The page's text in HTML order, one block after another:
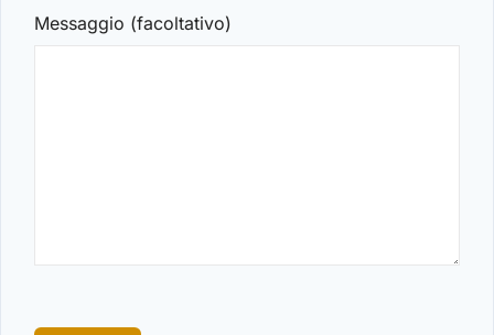
Messaggio (facoltativo)